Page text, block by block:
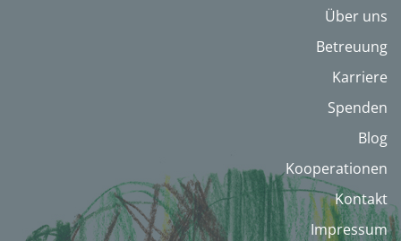
Über uns
Betreuung
Karriere
Spenden
Blog
Kooperationen
Kontakt
Impressum